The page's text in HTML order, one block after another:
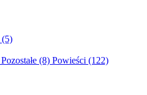
(5)
Pozostałe (8) Powieści (122)